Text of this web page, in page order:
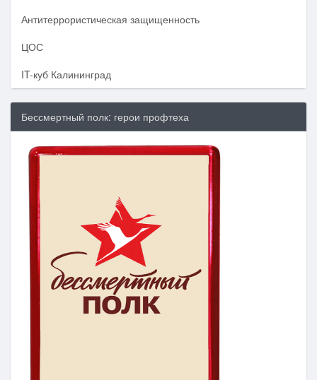
Антитеррористическая защищенность
ЦОС
IT-куб Калининград
Бессмертный полк: герои профтеха